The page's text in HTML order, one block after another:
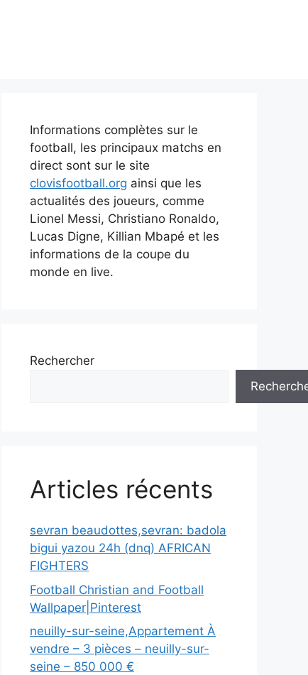
Informations complètes sur le
football, les principaux matchs en
direct sont sur le site
clovisfootball.org ainsi que les
actualités des joueurs, comme
Lionel Messi, Christiano Ronaldo,
Lucas Digne, Killian Mbapé et les
informations de la coupe du
monde en live.
Rechercher
Articles récents
sevran beaudottes,sevran: badola
bigui yazou 24h (dnq) AFRICAN
FIGHTERS
Football Christian and Football
Wallpaper|Pinterest
neuilly-sur-seine,Appartement À
vendre – 3 pièces – neuilly-sur-
seine – 850 000 €